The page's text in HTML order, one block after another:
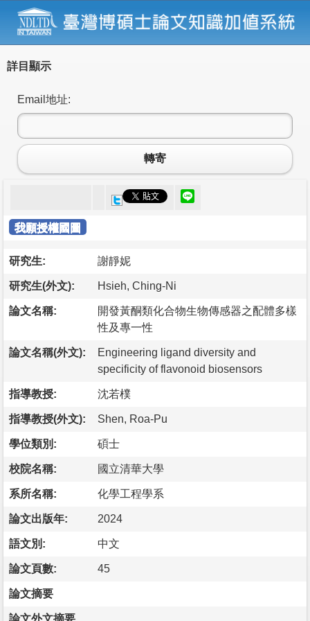
詳目顯示
Email地址:
轉寄
我願授權國圖
研究生: 謝靜妮
研究生(外文): Hsieh, Ching-Ni
論文名稱:
開發黃酮類化合物生物傳感器之配體多樣
性及專一性
論文名稱(外文):
Engineering ligand diversity and
specificity of flavonoid biosensors
指導教授: 沈若樸
指導教授(外文): Shen, Roa-Pu
學位類別: 碩士
校院名稱: 國立清華大學
系所名稱: 化學工程學系
論文出版年: 2024
語文別: 中文
論文頁數: 45
論文摘要
論文外文摘要